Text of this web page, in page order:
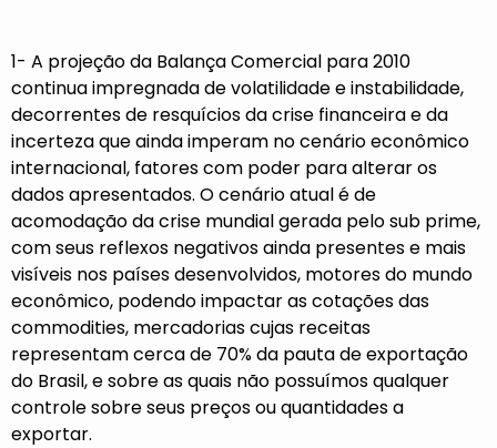
1- A projeção da Balança Comercial para 2010
continua impregnada de volatilidade e instabilidade,
decorrentes de resquícios da crise financeira e da
incerteza que ainda imperam no cenário econômico
internacional, fatores com poder para alterar os
dados apresentados. O cenário atual é de
acomodação da crise mundial gerada pelo sub prime,
com seus reflexos negativos ainda presentes e mais
visíveis nos países desenvolvidos, motores do mundo
econômico, podendo impactar as cotações das
commodities, mercadorias cujas receitas
representam cerca de 70% da pauta de exportação
do Brasil, e sobre as quais não possuímos qualquer
controle sobre seus preços ou quantidades a
exportar.